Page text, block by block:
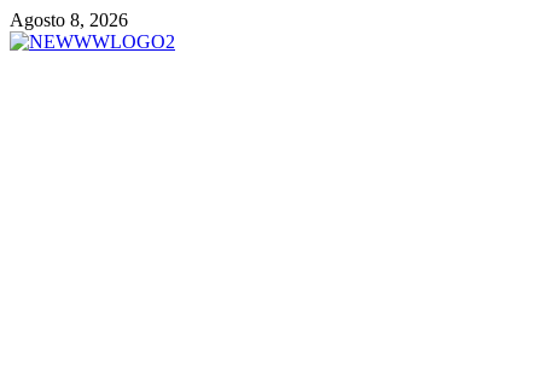
Vai
al
Agosto 8, 2026